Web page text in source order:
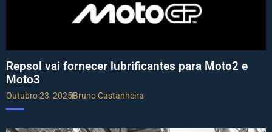
Repsol vai fornecer lubrificantes para Moto2 e
Moto3
Outubro 23, 2025Bruno Castanheira